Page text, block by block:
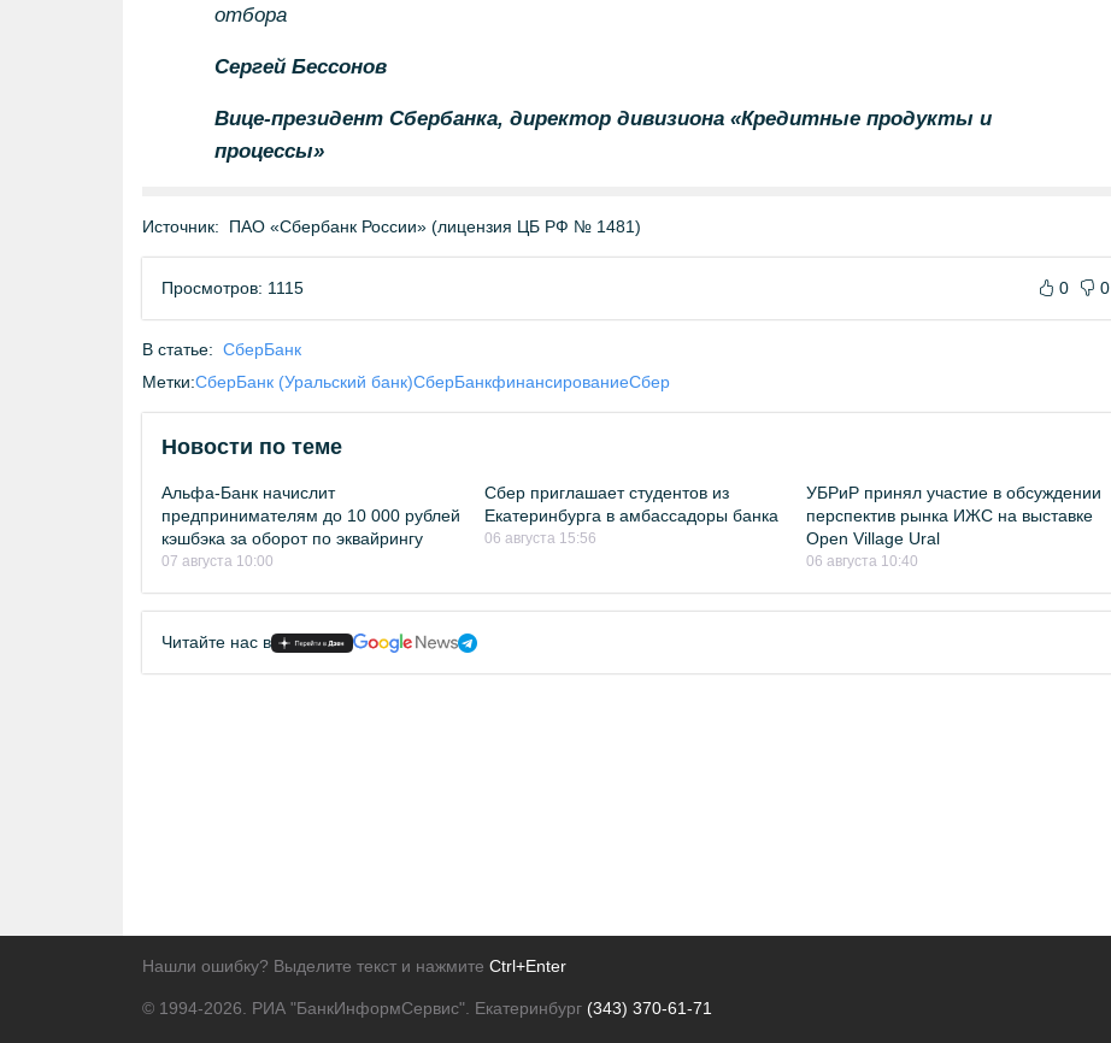
отбора
Сергей Бессонов
Вице-президент Сбербанка, директор дивизиона «Кредитные продукты и
процессы»
Источник: ПАО «Сбербанк России» (лицензия ЦБ РФ № 1481)
Просмотров: 1115 0 0
В статье: СберБанк
Метки:СберБанк (Уральский банк)СберБанкфинансированиеСбер
Новости по теме
Альфа-Банк начислит
предпринимателям до 10 000 рублей
кэшбэка за оборот по эквайрингу
07 августа 10:00
Сбер приглашает студентов из
Екатеринбурга в амбассадоры банка
06 августа 15:56
УБРиР принял участие в обсуждении
перспектив рынка ИЖС на выставке
Open Village Ural
06 августа 10:40
Читайте нас в
Нашли ошибку? Выделите текст и нажмите Ctrl+Enter
© 1994-2026. РИА "БанкИнформСервис". Екатеринбург (343) 370-61-71